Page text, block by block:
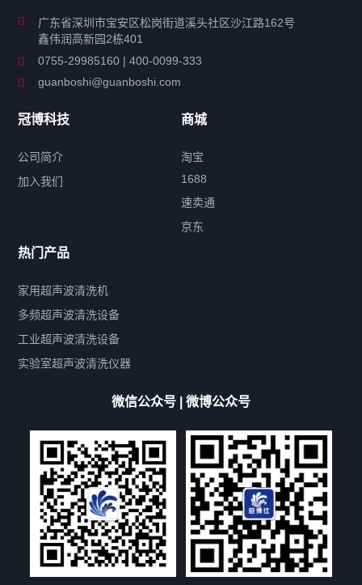
工业超声波清洗设备
特种超声波洗净产品
超声波配件
产品标签
鼓泡 升降 抛动
带加热
功率可调
双波脱气
机械旋钮系列
厨具清洗机
超声波振板
高尔夫球杆清洗机
大型单槽工业系列
大型单槽带过滤系列
全自动/半自动系列
客户定制非标机参考
双槽三槽四槽五槽多槽系列
轮胎清洗机
多频 扫频
文章标签
超声波清洗机定制
超声波清洗机除油污
超声波清洗机除锈
超声波清洗机洗眼镜
广东省深圳市宝安区松岗街道溪头社区沙江路162号
鑫伟润高新园2栋401
0755-29985160 | 400-0099-333
guanboshi@guanboshi.com
冠博科技
公司简介
加入我们
商城
淘宝
1688
速卖通
京东
热门产品
家用超声波清洗机
多频超声波清洗设备
工业超声波清洗设备
实验室超声波清洗仪器
微信公众号 | 微博公众号